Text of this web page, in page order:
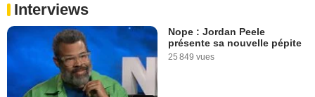
Interviews
Nope : Jordan Peele
présente sa nouvelle pépite
25 849 vues